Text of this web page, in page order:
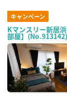
キャンペーン
Kマンスリー新居
部屋】(No.913142)